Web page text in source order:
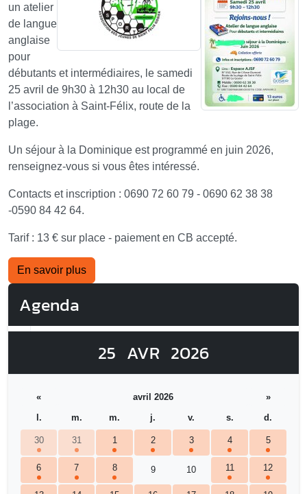
un atelier
de langue
anglaise
pour
débutants et intermédiaires, le samedi
25 avril de 9h30 à 12h30 au local de
l’association à Saint-Félix, route de la
plage.
Un séjour à la Dominique est programmé en juin 2026,
renseignez-vous si vous êtes intéressé.
Contacts et inscription : 0690 72 60 79 - 0690 62 38 38
-0590 84 42 64.
Tarif : 13 € sur place - paiement en CB accepté.
En savoir plus
Agenda
25 AVR 2026
« avril 2026
»
l.
m. m. j. v. s. d.
30 31 1 2 3 4 5
6 7 8 9 10 11 12